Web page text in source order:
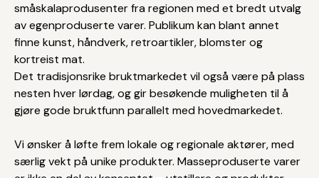
småskalaprodusenter fra regionen med et bredt utvalg
av egenproduserte varer. Publikum kan blant annet
finne kunst, håndverk, retroartikler, blomster og
kortreist mat.
Det tradisjonsrike bruktmarkedet vil også være på plass
nesten hver lørdag, og gir besøkende muligheten til å
gjøre gode bruktfunn parallelt med hovedmarkedet.
Vi ønsker å løfte frem lokale og regionale aktører, med
særlig vekt på unike produkter. Masseproduserte varer